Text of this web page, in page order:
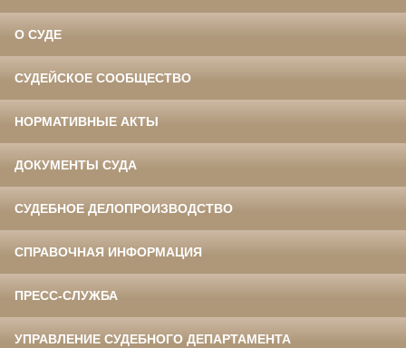
О СУДЕ
СУДЕЙСКОЕ СООБЩЕСТВО
НОРМАТИВНЫЕ АКТЫ
ДОКУМЕНТЫ СУДА
СУДЕБНОЕ ДЕЛОПРОИЗВОДСТВО
СПРАВОЧНАЯ ИНФОРМАЦИЯ
ПРЕСС-СЛУЖБА
УПРАВЛЕНИЕ СУДЕБНОГО ДЕПАРТАМЕНТА